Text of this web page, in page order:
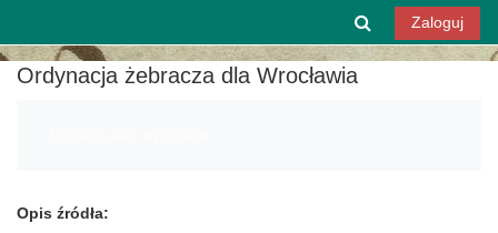
Przełącznik
Zaloguj
Ordynacja żebracza dla Wrocławia
Opis źródła: